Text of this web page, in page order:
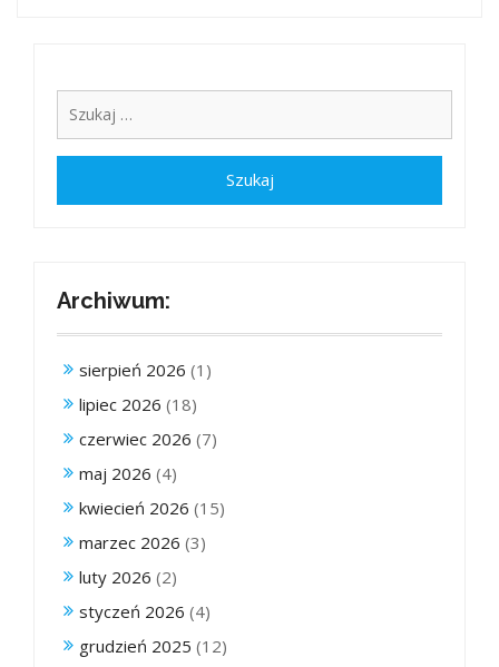
Archiwum:
sierpień 2026 (1)
lipiec 2026 (18)
czerwiec 2026 (7)
maj 2026 (4)
kwiecień 2026 (15)
marzec 2026 (3)
luty 2026 (2)
styczeń 2026 (4)
grudzień 2025 (12)